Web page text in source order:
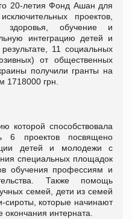
20-летия Фонд Ашан для
проектов,
здоровья, обучение и
интеграцию детей и
11 социальных
от общественных
получили гранты на
1718000 грн.
которой способствовала
6 проектов посвящено
детей и молодежи с
специальных площадок
обучения профессиям и
Также помощь
семей, дети из семей
сироты, которые начинают
окончания интерната.